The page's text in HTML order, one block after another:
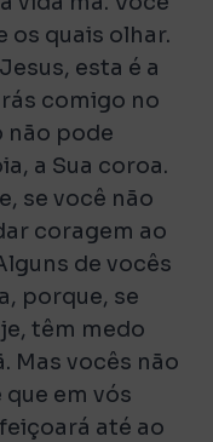
quais olhar.
esta é a
comigo no
não pode
a Sua coroa.
se você não
coragem ao
de vocês
porque, se
têm medo
Mas vocês não
em vós
até ao